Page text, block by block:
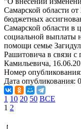
Самарской области
бюджетных
Самарской области в
социальной выплаты
помощи семье
Рашитовича в связи
Камильевича,
Номер опубликования:
Дата опубликования:
1 10 20 50 ВСЕ
1 2